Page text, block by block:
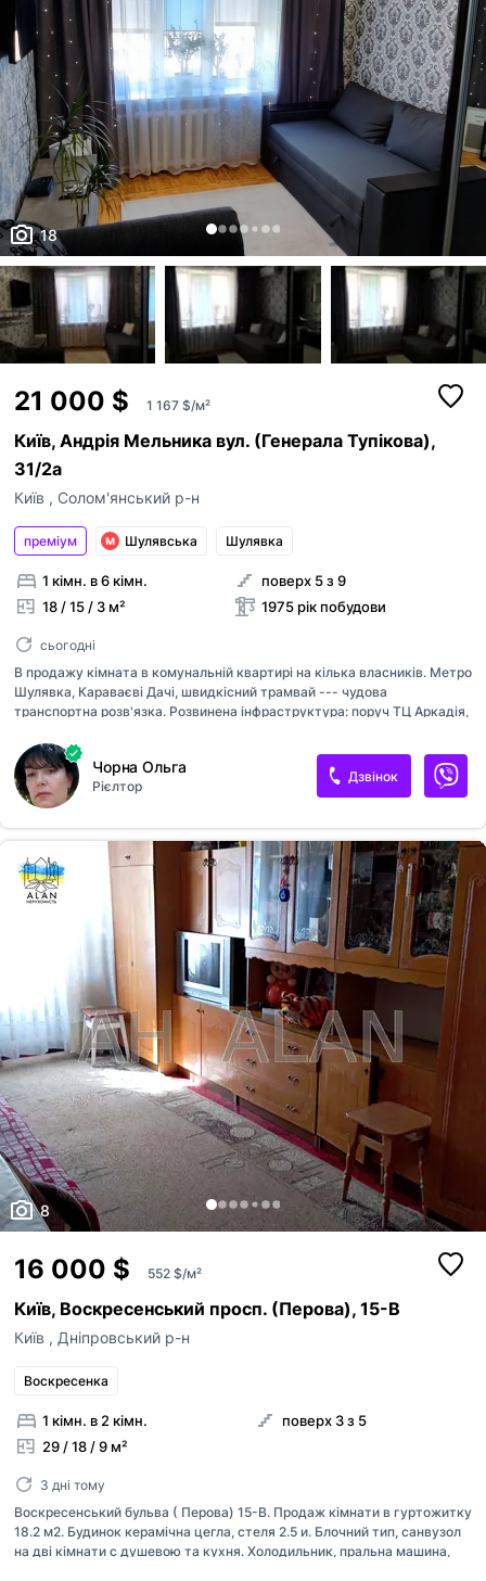
18
21 000 $ 1 167 $/м²
Київ, Андрія Мельника вул. (Генерала Тупікова),
31/2а
Київ , Солом'янський р-н
преміум Шулявська Шулявка
1 кімн. в 6 кімн.
18 / 15 / 3 м²
поверх 5 з 9
1975 рік побудови
сьогодні
В продажу кімната в комунальній квартирі на кілька власників. Метро
Шулявка, Караваєві Дачі, швидкісний трамвай --- чудова
транспортна розв'язка. Розвинена інфраструктура: поруч ТЦ Аркадія,
заклади, медмістечко. Квартира з якісним ремонтом, нові меблі:
шафа купе, кухонний вугол, розкладний диван та крісло;
встановлений кондиціонер, металопластикове вікно, утеплена зовні.
Своє місце на кухні, в кладовій, додаткова шафа на блоці. Приємні
спокійні сусіди. Чудовий варіант для здачі в оренду. Комісія 5%
Чорна Ольга
Рієлтор
Дзвінок
8
16 000 $ 552 $/м²
Київ, Воскресенський просп. (Перова), 15-В
Київ , Дніпровський р-н
Воскресенка
1 кімн. в 2 кімн.
29 / 18 / 9 м²
поверх 3 з 5
3 дні тому
Воскресенський бульва ( Перова) 15-В. Продаж кімнати в гуртожитку
18.2 м2. Будинок керамічна цегла, стеля 2.5 и. Блочний тип, санвузол
на дві кімнати с душевою та кухня. Холодильник, пральна машина,